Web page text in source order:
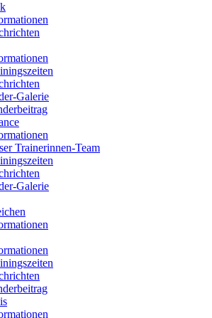
Galerie
Trainerinnen-Team
Galerie